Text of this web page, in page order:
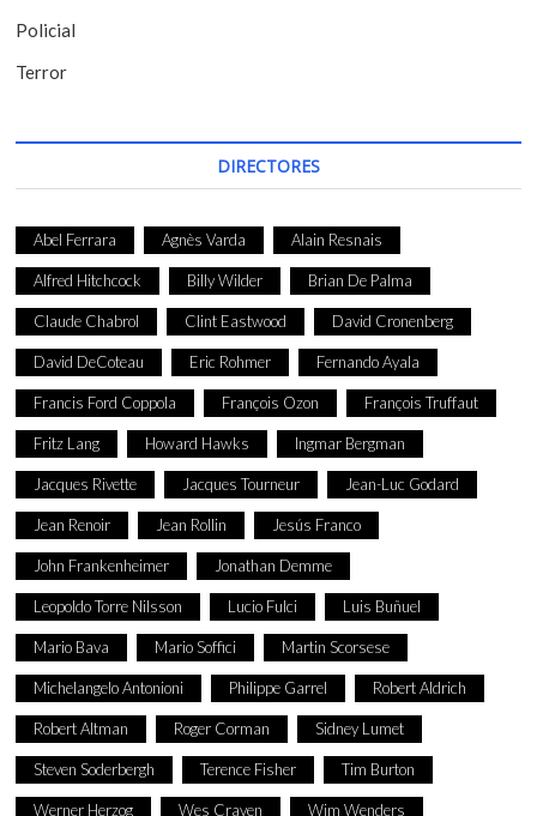
Policial
Terror
DIRECTORES
Abel Ferrara Agnès Varda Alain Resnais
Alfred Hitchcock Billy Wilder Brian De Palma
Claude Chabrol Clint Eastwood David Cronenberg
David DeCoteau Eric Rohmer Fernando Ayala
Francis Ford Coppola François Ozon François Truffaut
Fritz Lang Howard Hawks Ingmar Bergman
Jacques Rivette Jacques Tourneur Jean-Luc Godard
Jean Renoir Jean Rollin Jesús Franco
John Frankenheimer Jonathan Demme
Leopoldo Torre Nilsson Lucio Fulci Luis Buñuel
Mario Bava Mario Soffici Martin Scorsese
Michelangelo Antonioni Philippe Garrel Robert Aldrich
Robert Altman Roger Corman Sidney Lumet
Steven Soderbergh Terence Fisher Tim Burton
Werner Herzog Wes Craven Wim Wenders